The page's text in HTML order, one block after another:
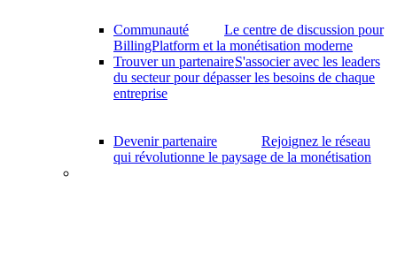
Communauté
Le centre de discussion pour
BillingPlatform et la monétisation moderne
Trouver un partenaireS'associer avec les leaders
du secteur pour dépasser les besoins de chaque
entreprise
Devenir partenaire
Rejoignez le réseau
qui révolutionne le paysage de la monétisation